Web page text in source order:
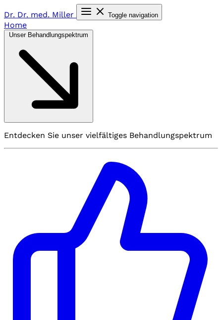
Dr. Dr. med. Miller Toggle navigation
Home
Entdecken Sie unser vielfältiges Behandlungspektrum